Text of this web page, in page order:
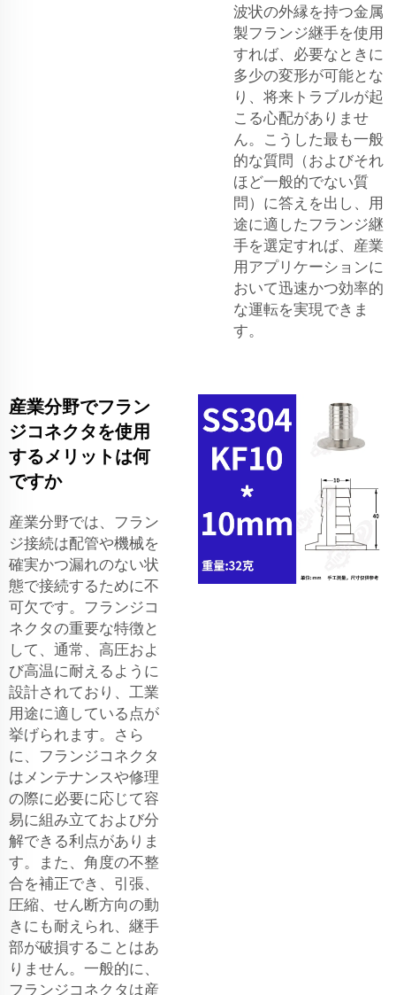
波状の外縁を持つ金属
製フランジ継手を使用
すれば、必要なときに
多少の変形が可能とな
り、将来トラブルが起
こる心配がありませ
ん。こうした最も一般
的な質問（およびそれ
ほど一般的でない質
問）に答えを出し、用
途に適したフランジ継
手を選定すれば、産業
用アプリケーションに
おいて迅速かつ効率的
な運転を実現できま
す。
産業分野でフラン
ジコネクタを使用
するメリットは何
ですか
産業分野では、フラン
ジ接続は配管や機械を
確実かつ漏れのない状
態で接続するために不
可欠です。フランジコ
ネクタの重要な特徴と
して、通常、高圧およ
び高温に耐えるように
設計されており、工業
用途に適している点が
挙げられます。さら
に、フランジコネクタ
はメンテナンスや修理
の際に必要に応じて容
易に組み立ておよび分
解できる利点がありま
す。また、角度の不整
合を補正でき、引張、
圧縮、せん断方向の動
きにも耐えられ、継手
部が破損することはあ
りません。一般的に、
フランジコネクタは産